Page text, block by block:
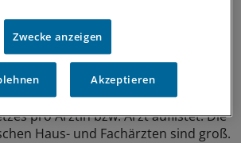
So hoch könnten die Verluste
Bundesvereinigung hat eine Liste
die möglichen finanziellen Folgen
pro Ärztin bzw. Arzt auflistet. Die
Haus- und Fachärzten sind groß.
Zwecke anzeigen
Akzeptieren